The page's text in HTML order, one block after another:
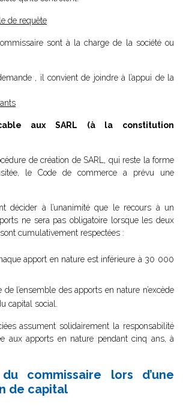
de requête
sont à la charge de la société ou
, il convient de joindre à l’appui de la
aux SARL (à la constitution
de création de SARL, qui reste la forme
le Code de commerce a prévu une
décider à l’unanimité que le recours à un
ne sera pas obligatoire lorsque les deux
cumulativement respectées :
apport en nature est inférieure à 30 000
de l’ensemble des apports en nature n’excède
capital social.
assument solidairement la responsabilité
aux apports en nature pendant cinq ans, à
commissaire lors d’une
de capital